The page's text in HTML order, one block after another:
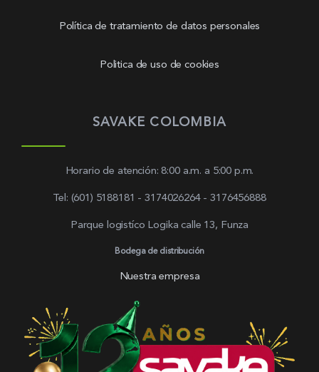
Política de tratamiento de datos personales
Politica de uso de cookies
SAVAKE COLOMBIA
Horario de atención: 8:00 a.m. a 5:00 p.m.
Tel: (601) 5188181 - 3174026264 - 3176456888
Parque logistíco Logika calle 13, Funza
Bodega de distribución
Nuestra empresa